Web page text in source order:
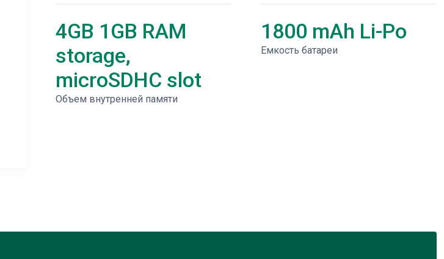
4GB 1GB RAM
storage,
microSDHC slot
Объем внутренней памяти
1800 mAh Li-Po
Емкость батареи